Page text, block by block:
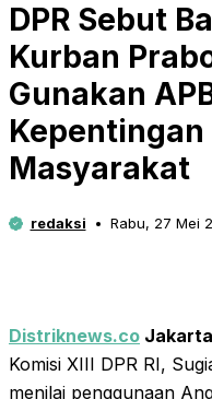
DPR Sebut
Kurban
Gunakan
Kepentingan
Masyarakat
redaksi Rabu, 27 Mei
Distriknews.co
Komisi XIII DPR RI,
menilai penggunaan